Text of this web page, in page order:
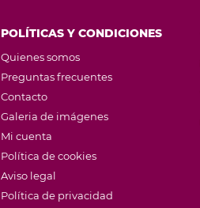
POLÍTICAS Y CONDICIONES
Quienes somos
Preguntas frecuentes
Contacto
Galeria de imágenes
Mi cuenta
Política de cookies
Aviso legal
Política de privacidad